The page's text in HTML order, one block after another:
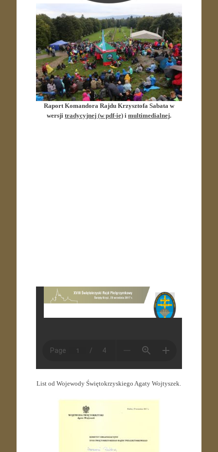
Raport Komandora Rajdu Krzysztofa Sabata w
wersji tradycyjnej (w pdf-ie)i multimedialnej.
List od Wojewody Świętokrzyskiego Agaty Wojtyszek.